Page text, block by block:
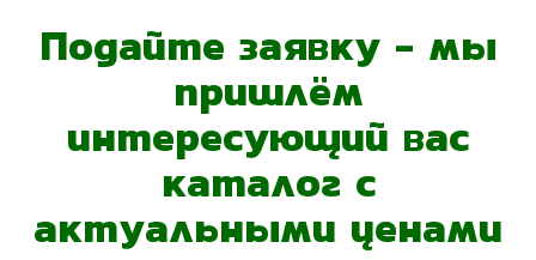
Подайте заявку - мы
пришлём
интересующий вас
каталог с
актуальными ценами